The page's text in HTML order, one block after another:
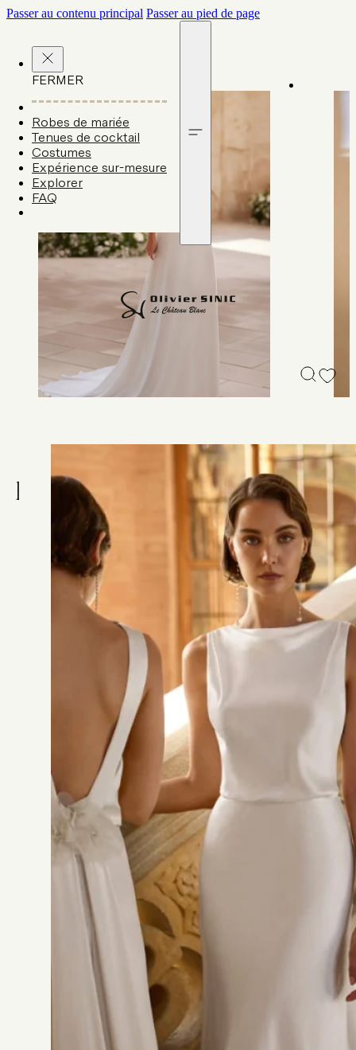
Passer au contenu principal Passer au pied de page
FERMER
Robes de mariée
Tenues de cocktail
Costumes
Expérience sur-mesure
Explorer
FAQ
R BEH
Tenue de mariée longue à la coupe droite et au style fluide
et épuré, confectionnée en crêpe. Elle présente un
décolleté dos nu halter et un dos échancré. Ce modèle est
proposé en version pantalon ou en version robe. Une
création Alma Novia au charme minimaliste.
PRENDRE RENDEZ-VOUS
Créateur
Silhouette
Tissus
Rosa Clara
o aim rezau